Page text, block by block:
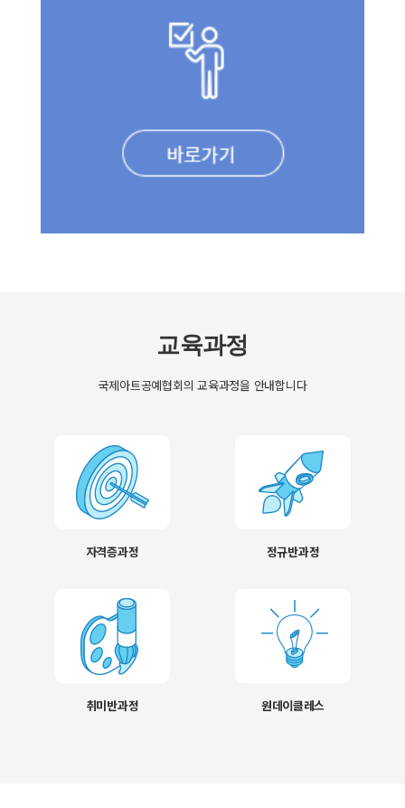
교육과정
국제아트공예협회의 교육과정을 안내합니다
자격증과정 정규반과정
취미반과정 원데이클레스